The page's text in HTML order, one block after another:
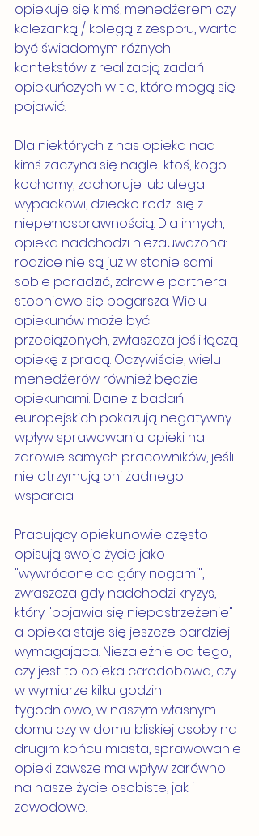
opiekuje się kimś, menedżerem czy
koleżanką / kolegą z zespołu, warto
być świadomym różnych
kontekstów z realizacją zadań
opiekuńczych w tle, które mogą się
pojawić.
Dla niektórych z nas opieka nad
kimś zaczyna się nagle; ktoś, kogo
kochamy, zachoruje lub ulega
wypadkowi, dziecko rodzi się z
niepełnosprawnością. Dla innych,
opieka nadchodzi niezauważona:
rodzice nie są już w stanie sami
sobie poradzić, zdrowie partnera
stopniowo się pogarsza. Wielu
opiekunów może być
przeciążonych, zwłaszcza jeśli łączą
opiekę z pracą. Oczywiście, wielu
menedżerów również będzie
opiekunami. Dane z badań
europejskich pokazują negatywny
wpływ sprawowania opieki na
zdrowie samych pracowników, jeśli
nie otrzymują oni żadnego
wsparcia.
Pracujący opiekunowie często
opisują swoje życie jako
"wywrócone do góry nogami",
zwłaszcza gdy nadchodzi kryzys,
który "pojawia się niepostrzeżenie"
a opieka staje się jeszcze bardziej
wymagająca. Niezależnie od tego,
czy jest to opieka całodobowa, czy
w wymiarze kilku godzin
tygodniowo, w naszym własnym
domu czy w domu bliskiej osoby na
drugim końcu miasta, sprawowanie
opieki zawsze ma wpływ zarówno
na nasze życie osobiste, jak i
zawodowe.